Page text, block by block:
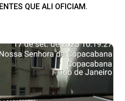
QUE ALI OFICIAM.